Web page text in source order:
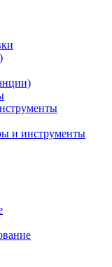
и инструменты